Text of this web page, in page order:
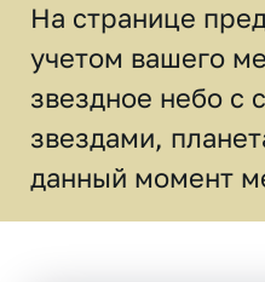
На странице
учетом вашего
звездное небо c
звездами,
данный момент